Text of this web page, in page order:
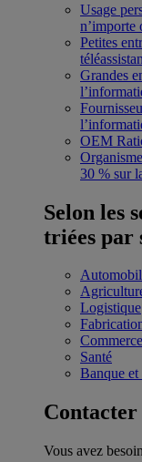
Usage
n’importe
Petites
Grandes
OEM
30 % sur
Selon les
triées par
Logistique
Santé
Banque
Vous avez